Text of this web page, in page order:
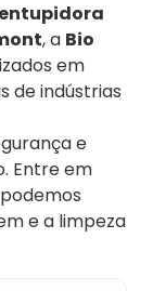
, a Bio
em
de indústrias
e
Entre em
e a limpeza